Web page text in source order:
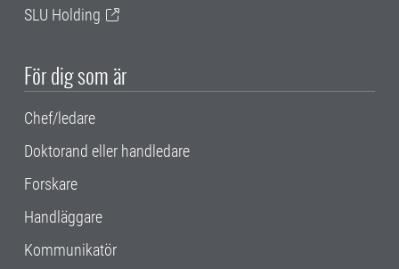
SLU Holding
För dig som är
Chef/ledare
Doktorand eller handledare
Forskare
Handläggare
Kommunikatör